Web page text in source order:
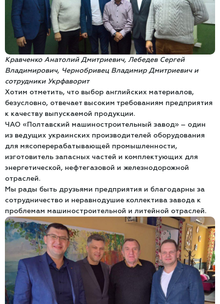
Кравченко Анатолий Дмитриевич, Лебедев Сергей
Владимирович, Чернобривец Владимир Дмитриевич и
сотрудники Укрфаворит
Хотим отметить, что выбор английских материалов,
безусловно, отвечает высоким требованиям предприятия
к качеству выпускаемой продукции.
ЧАО «Полтавский машиностроительный завод» – один
из ведущих украинских производителей оборудования
для мясоперерабатывающей промышленности,
изготовитель запасных частей и комплектующих для
энергетической, нефтегазовой и железнодорожной
отраслей.
Мы рады быть друзьями предприятия и благодарны за
сотрудничество и неравнодушие коллектива завода к
проблемам машиностроительной и литейной отраслей.